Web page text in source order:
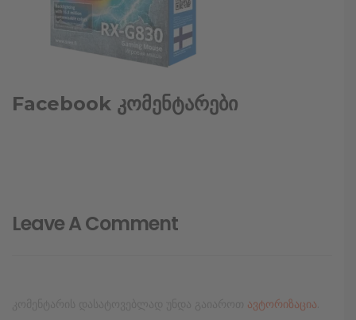
Facebook კომენტარები
Leave A Comment
ავტორიზაცია